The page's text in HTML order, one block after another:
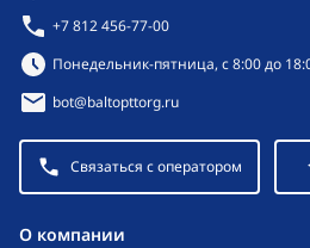
O компании
+7 812 456-77-00
Режим работы:
Понедельник-пятница, с 8:00 до
bot@baltopttorg.ru
Связаться с оператором